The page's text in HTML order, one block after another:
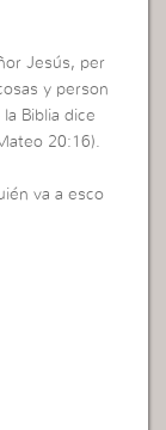
Jesús, per
y person
Biblia dice
20:16).
va a esco